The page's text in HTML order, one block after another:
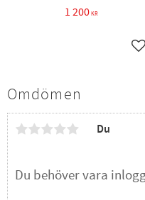
Omdömen
Du
1 200KR